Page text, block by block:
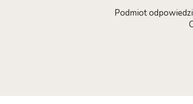
Podmiot